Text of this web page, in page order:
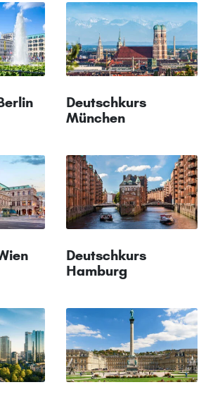
Deutschkurs
München
Deutschkurs
Hamburg